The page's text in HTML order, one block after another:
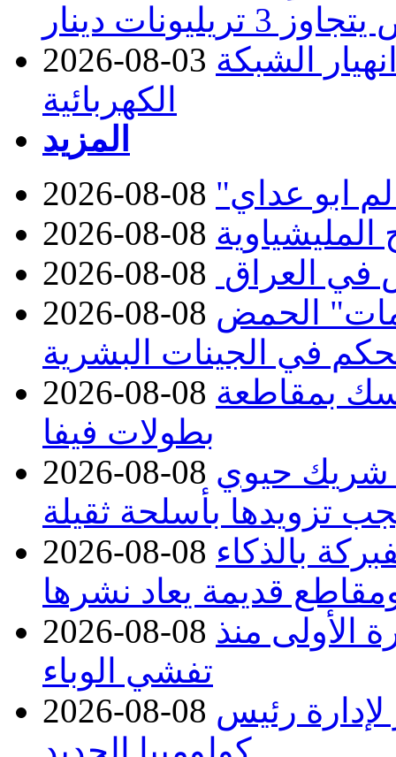
2026-08-03 الشبكة
الكهربائية
المزيد
2026-08-08
2026-08-08
2026-08-08 في العراق
2026-08-08 الحمض
في الجينات البشرية
2026-08-08 بمقاطعة
بطولات فيفا
2026-08-08 شريك حيوي
تزويدها بأسلحة ثقيلة
2026-08-08 بالذكاء
قديمة يعاد نشرها
2026-08-08 تتجاوز 4000 للمرة الأولى منذ
تفشي الوباء
2026-08-08 رئيس